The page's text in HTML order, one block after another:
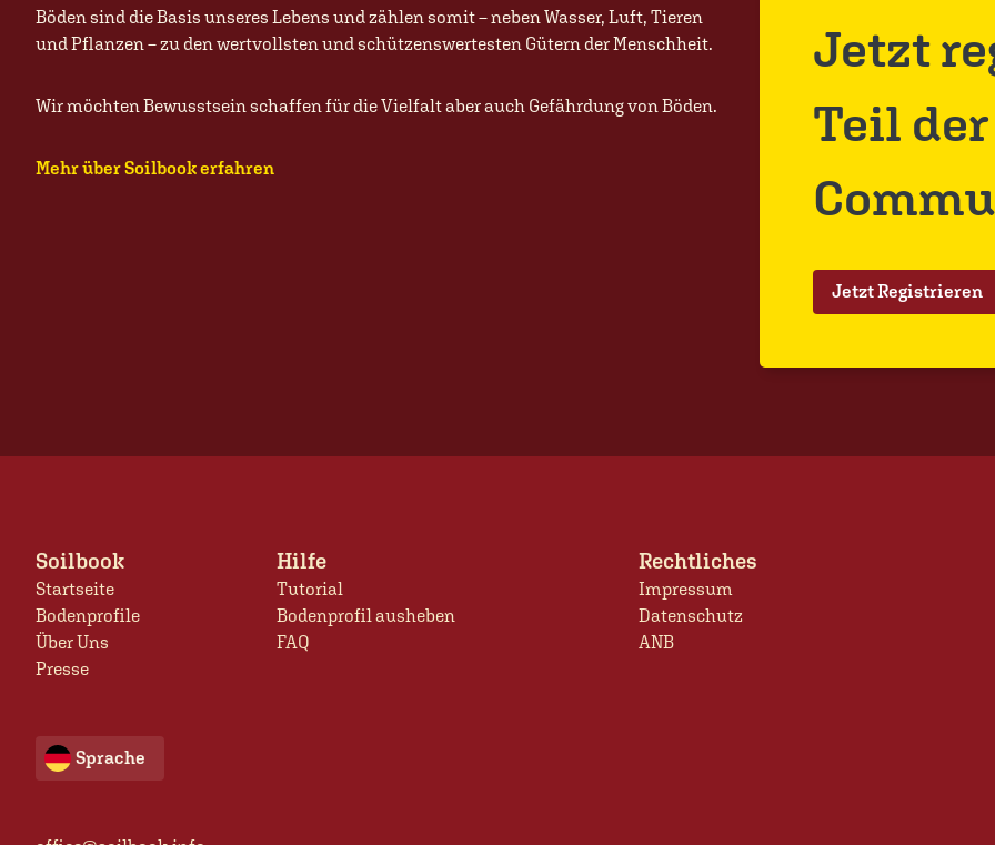
Böden sind die Basis unseres Lebens und zählen somit – neben Wasser, Luft, Tieren
und Pflanzen – zu den wertvollsten und schützenswertesten Gütern der Menschheit.
Wir möchten Bewusstsein schaffen für die Vielfalt aber auch Gefährdung von Böden.
Mehr über Soilbook erfahren
Jetzt
Teil
Jetzt Registrieren
Soilbook
Startseite
Bodenprofile
Über Uns
Presse
Sprache
Hilfe
Tutorial
Bodenprofil ausheben
FAQ
Rechtliches
Impressum
Datenschutz
ANB